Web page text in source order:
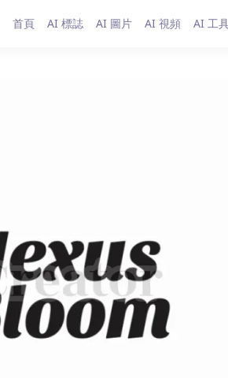
首頁 AI 標誌 AI 圖片 AI 視頻 AI 工